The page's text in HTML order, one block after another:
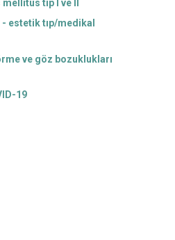
tip I ve II
estetik tıp/medikal
ve göz bozuklukları
19